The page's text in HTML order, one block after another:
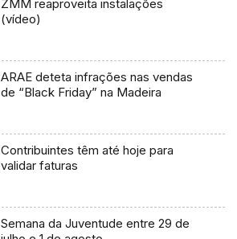
ZMM reaproveita instalações
(vídeo)
ARAE deteta infrações nas vendas
de “Black Friday” na Madeira
Contribuintes têm até hoje para
validar faturas
Semana da Juventude entre 29 de